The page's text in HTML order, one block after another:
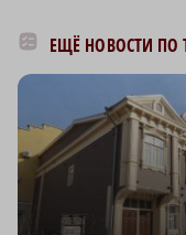
ЕЩЁ НОВОСТИ ПО